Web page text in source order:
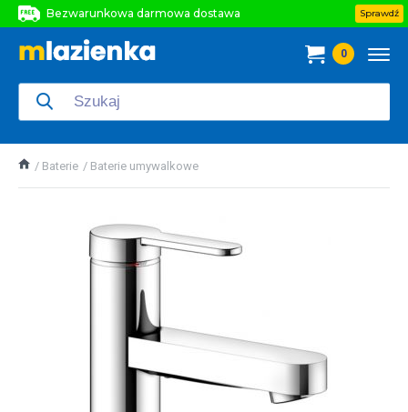
Bezwarunkowa darmowa dostawa
Bezwarunkowa darmowa dostawa
Sprawdź
0
Baterie Baterie umywalkowe